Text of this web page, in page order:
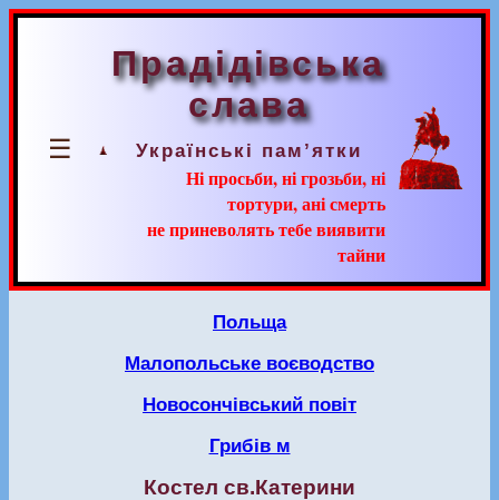
☰
Прадідівська
слава
Українські пам’ятки
Ні просьби, ні грозьби, ні
тортури, ані смерть
не приневолять тебе виявити
тайни
Польща
Малопольське воєводство
Новосончівський повіт
Грибів м
Костел св.Катерини